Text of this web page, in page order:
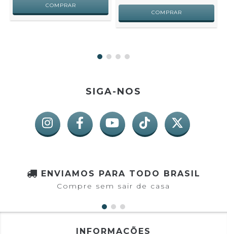
SIGA-NOS
ENVIAMOS PARA TODO BRASIL
Compre sem sair de casa
INFORMAÇÕES